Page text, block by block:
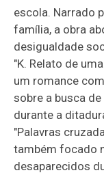
escola. Narrado
família, a obra
desigualdade
"K. Relato de
um romance
sobre a busca
durante a
"Palavras
também focado
desaparecidos